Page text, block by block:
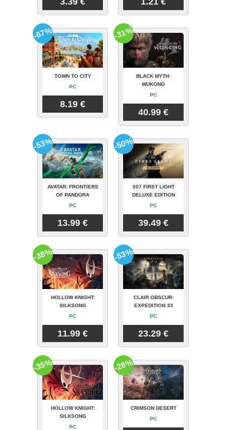
TOWN TO CITY
PC
8.19 €
-67%
BLACK MYTH:
WUKONG
PC
40.99 €
-31%
AVATAR: FRONTIERS
OF PANDORA
PC
13.99 €
-53%
007 FIRST LIGHT
DELUXE EDITION
PC
39.49 €
-50%
HOLLOW KNIGHT:
SILKSONG
PC
11.99 €
-38%
CLAIR OBSCUR:
EXPEDITION 33
PC
23.29 €
-53%
HOLLOW KNIGHT:
SILKSONG
PC
-35%
CRIMSON DESERT
PC
-28%